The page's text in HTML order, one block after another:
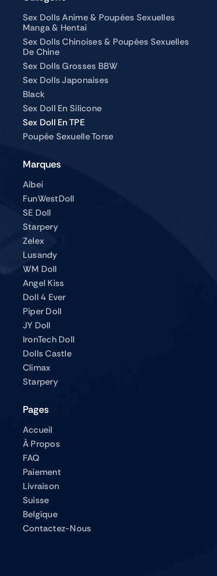
Sex Dolls Anime & Poupées Sexuelles
Manga & Hentai
Sex Dolls Chinoises & Poupées Sexuelles
De Chine
Sex Dolls Grosses BBW
Sex Dolls Japonaises
Black
Sex Doll En Silicone
Sex Doll En TPE
Poupée Sexuelle Torse
Marques
Aibei
FunWestDoll
SE Doll
Starpery
Zelex
Lusandy
WM Doll
Angel Kiss
Doll 4 Ever
Piper Doll
JY Doll
IronTech Doll
Dolls Castle
Climax
Starpery
Pages
Accueil
À Propos
FAQ
Paiement
Livraison
Suisse
Belgique
Contactez-Nous